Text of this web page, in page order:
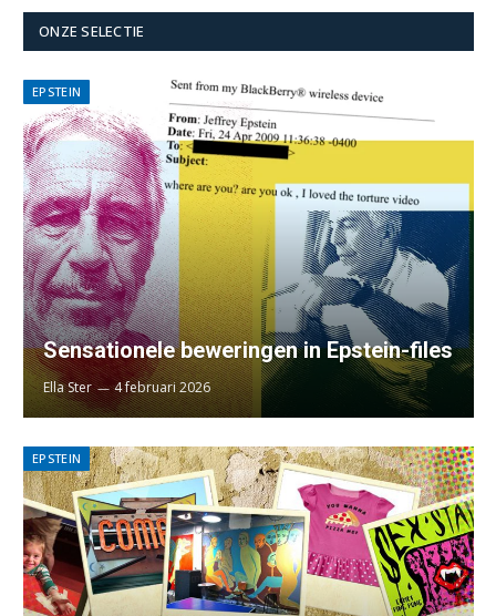
ONZE SELECTIE
EPSTEIN
Sensationele beweringen in Epstein-files
Ella Ster 4 februari 2026
EPSTEIN